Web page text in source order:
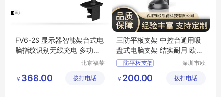
FV6-2S 显示器智能架台式电
脑指纹识别无线充电 多功能
北京福莱
有限公司
￥ 368.00 拨打电话
三防平板支架 中控台通用吸
盘式电脑支架 结实耐用 欧凯
德
三防平板支架
车载电脑支架
深圳市欧
有限公司
￥ 200.00 拨打电话